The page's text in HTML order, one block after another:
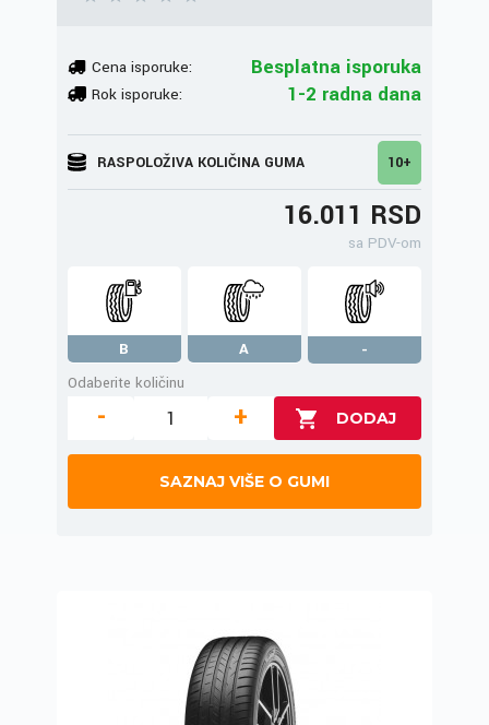
Cena isporuke: Besplatna isporuka
Rok isporuke: 1-2 radna dana
RASPOLOŽIVA KOLIČINA GUMA 10+
16.011 RSD
sa PDV-om
B A
-
Odaberite količinu
- +
SAZNAJ VIŠE O GUMI